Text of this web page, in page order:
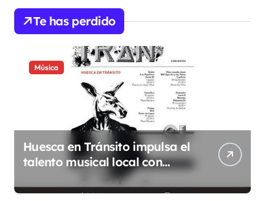
Te has perdido
Música
Huesca en Tránsito impulsa el
talento musical local con
conciertos durante todo 2026